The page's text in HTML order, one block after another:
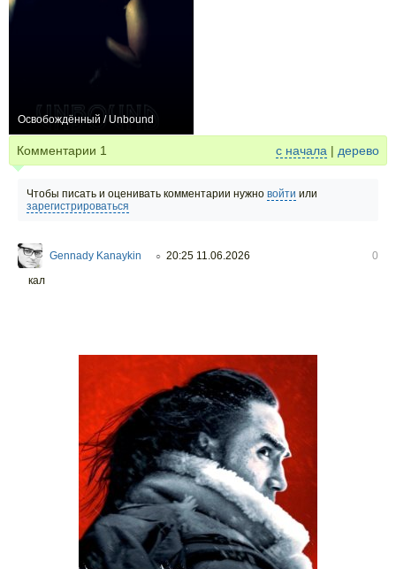
Освобождённый / Unbound
Комментарии 1 с начала | дерево
Чтобы писать и оценивать комментарии нужно войти или
зарегистрироваться
Gennady Kanaykin ○ 20:25 11.06.2026
0
кал